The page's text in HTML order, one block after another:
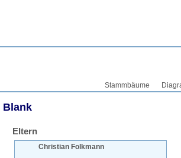
Stammbäume
Blank
Eltern
Christian Folkmann